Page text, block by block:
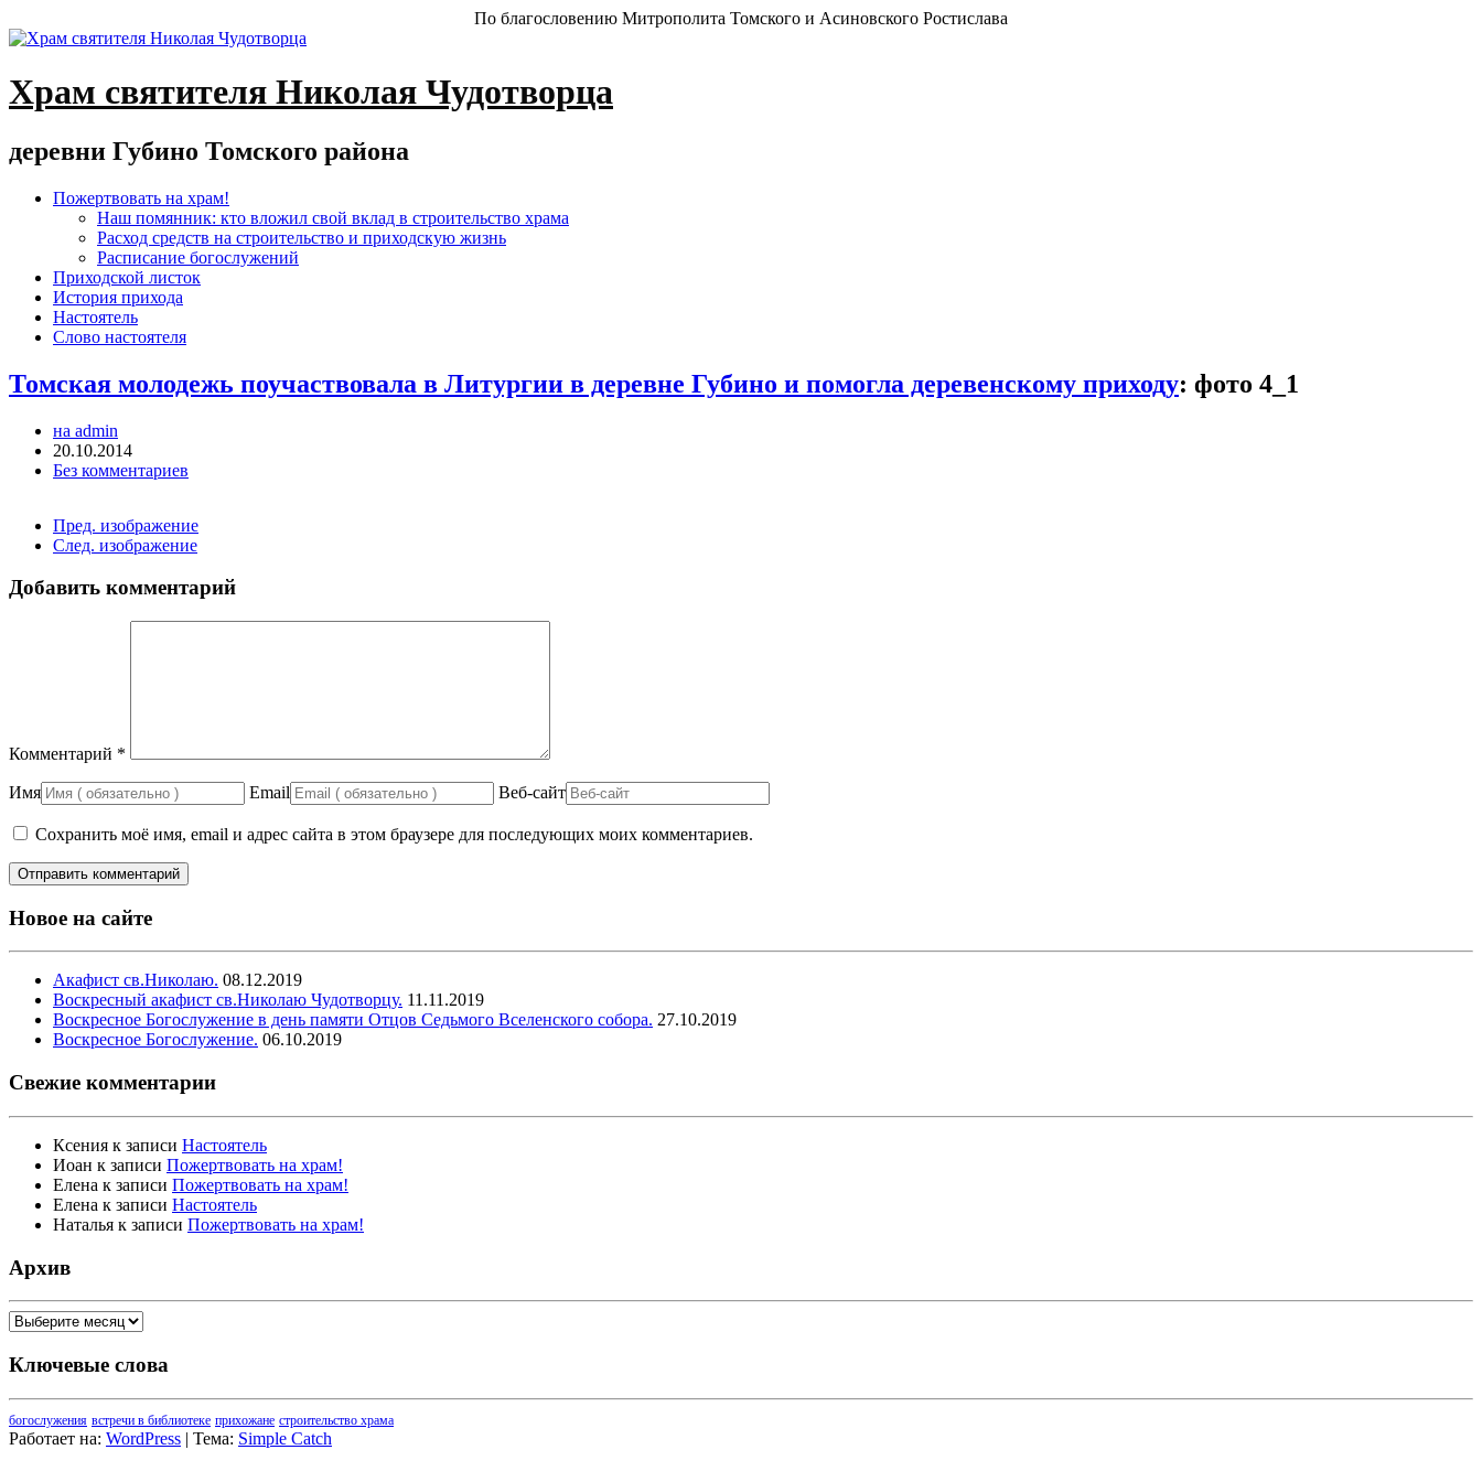
По благословению Митрополита Томского и Асиновского Ростислава
Храм святителя Николая Чудотворца
деревни Губино Томского района
Пожертвовать на храм!
Наш помянник: кто вложил свой вклад в строительство храма
Расход средств на строительство и приходскую жизнь
Расписание богослужений
Приходской листок
История прихода
Настоятель
Слово настоятеля
Томская молодежь поучаствовала в Литургии в деревне Губино и помогла деревенскому приходу: фото 4_1
на admin
20.10.2014
Без комментариев
Пред. изображение
След. изображение
Добавить комментарий
Комментарий *
Имя Email Веб-сайт
Сохранить моё имя, email и адрес сайта в этом браузере для последующих моих комментариев.
Новое на сайте
Акафист св.Николаю. 08.12.2019
Воскресный акафист св.Николаю Чудотворцу. 11.11.2019
Воскресное Богослужение в день памяти Отцов Седьмого Вселенского собора. 27.10.2019
Воскресное Богослужение. 06.10.2019
Свежие комментарии
Ксения к записи Настоятель
Иоан к записи Пожертвовать на храм!
Елена к записи Пожертвовать на храм!
Елена к записи Настоятель
Наталья к записи Пожертвовать на храм!
Архив
Архив
Ключевые слова
богослужения встречи в библиотеке прихожане строительство храма
Работает на: WordPress | Тема: Simple Catch